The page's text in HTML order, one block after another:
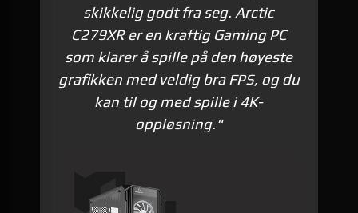
skikkelig godt fra seg. Arctic
C279XR er en kraftig Gaming PC
som klarer å spille på den høyeste
grafikken med veldig bra FPS, og du
kan til og med spille i 4K-
oppløsning."